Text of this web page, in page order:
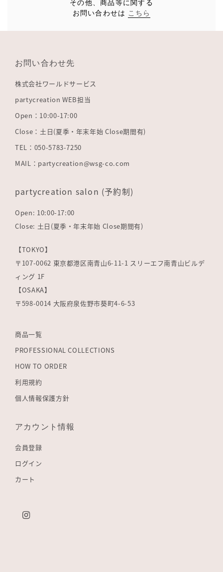
お問い合わせは こちら
お問い合わせ先
株式会社ワールドサービス
partycreation WEB担当
Open：10:00-17:00
Close：土日(夏季・年末年始 Close期間有)
TEL：050-5783-7250
MAIL：partycreation@wsg-co.com
partycreation salon (予約制)
Open: 10:00-17:00
Close: 土日(夏季・年末年始 Close期間有)
【TOKYO】
〒107-0062 東京都港区南青山6-11-1 スリーエフ南青山ビルデ
ィング 1F
【OSAKA】
〒598-0014 大阪府泉佐野市葵町4-6-53
商品一覧
PROFESSIONAL COLLECTIONS
HOW TO ORDER
利用規約
個人情報保護方針
アカウント情報
会員登録
ログイン
カート